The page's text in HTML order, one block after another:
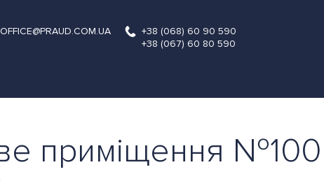
OFFICE@PRAUD.COM.UA
+38 (068) 60 90 590
+38 (067) 60 80 590
приміщення №100